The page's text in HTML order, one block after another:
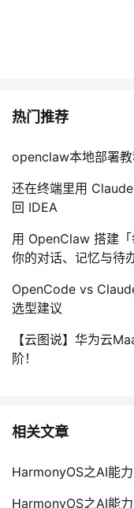
热门推荐
openclaw本地部署教
还在终端里用
回 IDEA
用 OpenClaw 搭建
你的对话、记忆与待
OpenCode vs
选型建议
【云图说】华为云
阶！
相关文章
HarmonyOS之AI能力
HarmonyOS之AI能